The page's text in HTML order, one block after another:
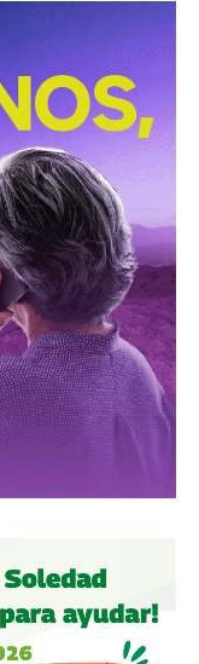
de estos
a las
al mercado
genera pérdidas
riesgos para la
responsables de
posibles redes
y
con Guardia Civil